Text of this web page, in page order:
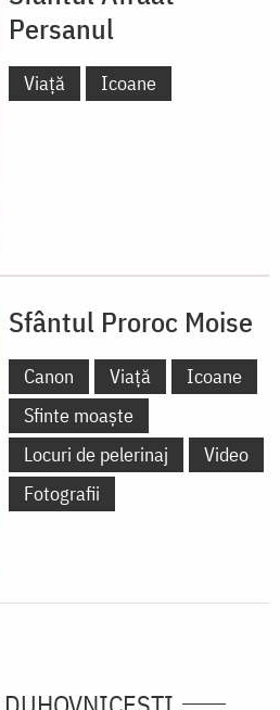
Persanul
Viață Icoane
Sfântul Proroc Moise
Canon Viață
Icoane
Sfinte moaște
Locuri de pelerinaj
Video
Fotografii